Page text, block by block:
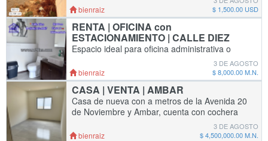
de frente por 40 de fondo. Topografia plana
respecto al a calle en la que se encuent
bienraiz
$ 1,500.00 USD
RENTA | OFICINA con
ESTACIONAMIENTO | CALLE DIEZ
Espacio ideal para oficina administrativa o
sucursal de tu negocio. Detalles: - Oficina de
25 m2 - 2 estacionamientos exclusivos - baño
de visitas - espacio para tu logo
bienraiz
3 DE AGOSTO
$ 8,000.00 M.N.
CASA | VENTA | AMBAR
Casa de nueva con a metros de la Avenida 20
de Noviembre y Ambar, cuenta con cochera
eléctrica para dos autos, patio atrás y cisterna
subterránea de 5000 litros. Detalles de
bienraiz
3 DE AGOSTO
$ 4,500,000.00 M.N.